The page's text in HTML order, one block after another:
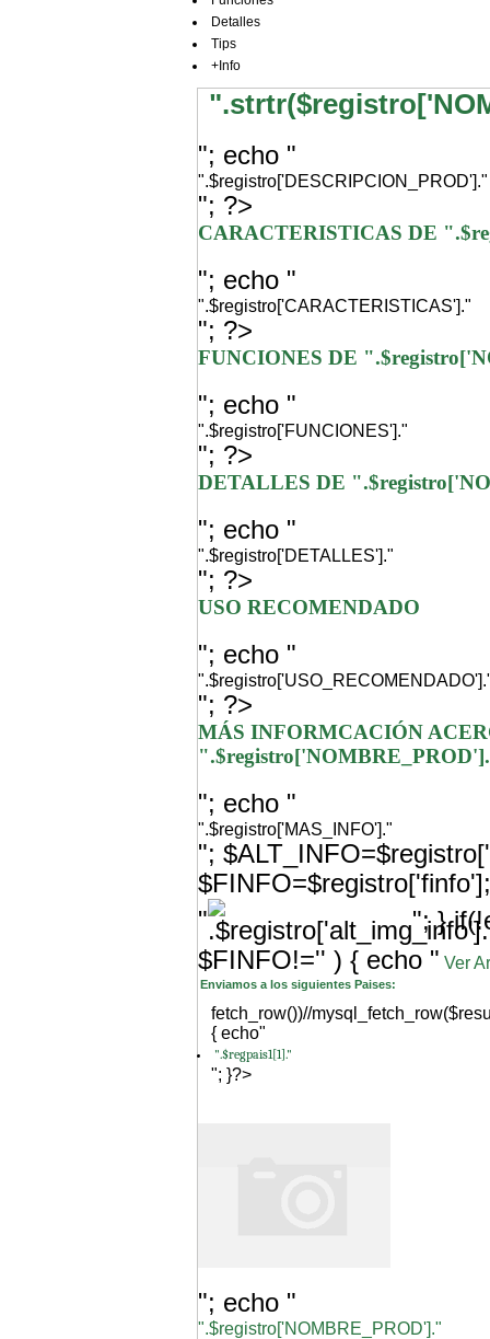
Detalles
Tips
+Info
"; echo "
".$registro['DESCRIPCION_PROD']."
"; ?>
CARACTERISTICAS DE
"; echo "
".$registro['CARACTERISTICAS']."
"; ?>
FUNCIONES DE
"; echo "
".$registro['FUNCIONES']."
"; ?>
DETALLES DE
"; echo "
".$registro['DETALLES']."
"; ?>
USO RECOMENDADO
"; echo "
"; ?>
MÁS INFORMCACIÓN
"; echo "
".$registro['MAS_INFO']."
";
"
"; }
$FINFO!='' ) { echo " Ver
Enviamos a los siguientes Paises:
fetch_row())//
{ echo"
".$regpais1[1]."
"; }?>
"; echo "
".$registro['NOMBRE_PROD']."